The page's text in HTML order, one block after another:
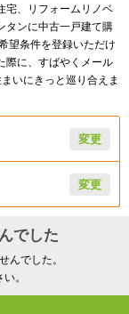
宅、リフォームリノベ
タンに中古一戸建て購
望条件を登録いただけ
際に、すばやくメール
いにきっと巡り合えま
変更
変更
でした
んでした。
。